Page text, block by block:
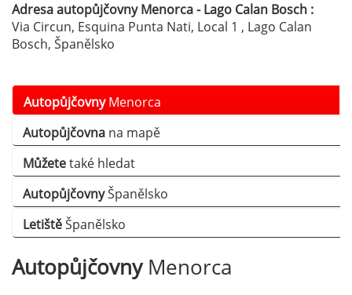
Adresa autopůjčovny Menorca - Lago Calan Bosch :
Via Circun, Esquina Punta Nati, Local 1 , Lago Calan
Bosch, Španělsko
AutopůjčovnyMenorca
Autopůjčovna na mapě
Můžetetaké hledat
AutopůjčovnyŠpanělsko
LetištěŠpanělsko
AutopůjčovnyMenorca